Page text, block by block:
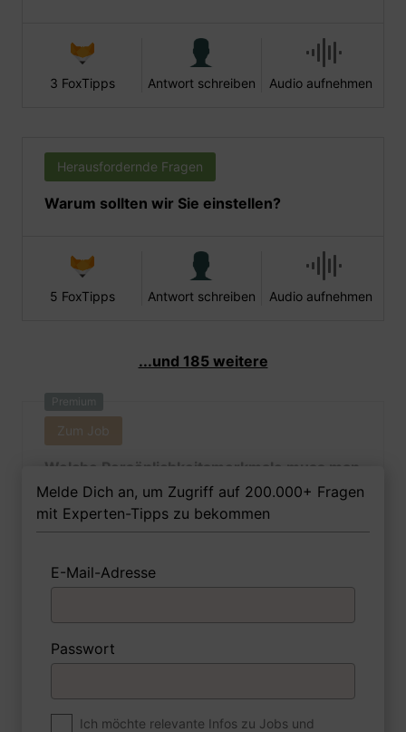
3 FoxTipps Antwort schreiben Audio aufnehmen
Herausfordernde Fragen
Warum sollten wir Sie einstellen?
5 FoxTipps Antwort schreiben Audio aufnehmen
...und 185 weitere
Premium
Zum Job
Welche Persönlichkeitsmerkmale muss man
als Industrietechnologin Ihrer Meinung nach
besitzen, um in dem Job erfolgreich zu
sein?
1 FoxTipp Antwort schreiben Audio aufnehmen
Melde Dich an, um Zugriff auf 200.000+ Fragen
mit Experten-Tipps zu bekommen
E-Mail-Adresse
Passwort
Ich möchte relevante Infos zu Jobs und